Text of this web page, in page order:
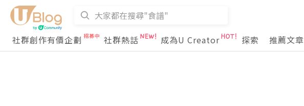
社群創作有價企劃
社群熱話 成為U Creator 探索 推薦文章